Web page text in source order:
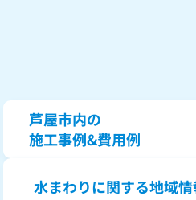
芦屋市内の
施工事例&費用例
水まわりに関する地域